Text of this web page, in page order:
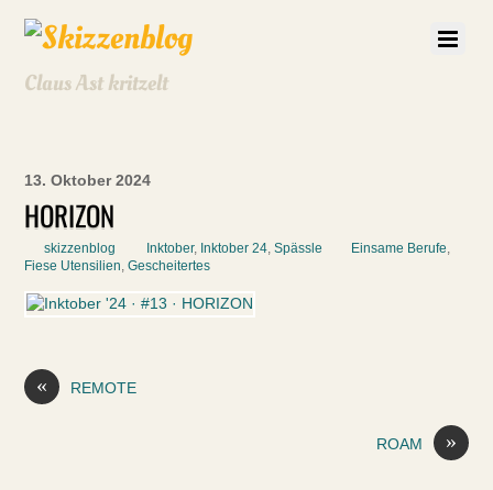
Claus Ast kritzelt
13. Oktober 2024
HORIZON
skizzenblog Inktober, Inktober 24,Spässle Einsame Berufe,
Fiese Utensilien,Gescheitertes
« REMOTE
»
ROAM